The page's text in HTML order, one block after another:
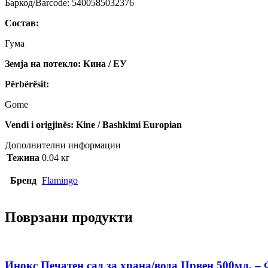
Баркод/Barcode: 5400585032376
Состав:
Гума
Земја на потекло: Кина / ЕУ
Përbërësit:
Gome
Vendi i origjinës: Kine / Bashkimi Europian
Дополнителни информации
Тежина 0.04 кг
Бренд Flamingo
Поврзани продукти